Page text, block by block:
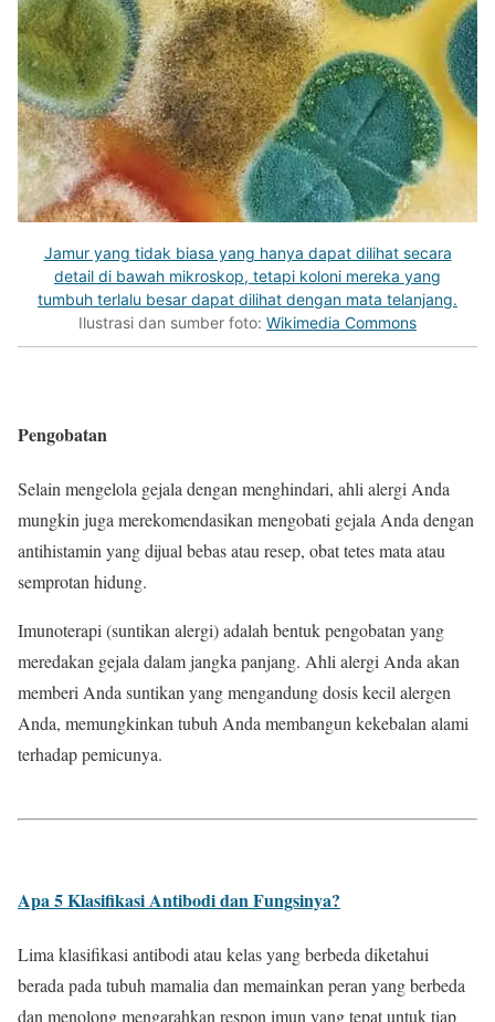
Jamur yang tidak biasa yang hanya dapat dilihat secara
detail di bawah mikroskop, tetapi koloni mereka yang
tumbuh terlalu besar dapat dilihat dengan mata telanjang.
Ilustrasi dan sumber foto: Wikimedia Commons
Pengobatan
Selain mengelola gejala dengan menghindari, ahli alergi Anda
mungkin juga merekomendasikan mengobati gejala Anda dengan
antihistamin yang dijual bebas atau resep, obat tetes mata atau
semprotan hidung.
Imunoterapi (suntikan alergi) adalah bentuk pengobatan yang
meredakan gejala dalam jangka panjang. Ahli alergi Anda akan
memberi Anda suntikan yang mengandung dosis kecil alergen
Anda, memungkinkan tubuh Anda membangun kekebalan alami
terhadap pemicunya.
Apa 5 Klasifikasi Antibodi dan Fungsinya?
Lima klasifikasi antibodi atau kelas yang berbeda diketahui
berada pada tubuh mamalia dan memainkan peran yang berbeda
dan menolong mengarahkan respon imun yang tepat untuk tiap